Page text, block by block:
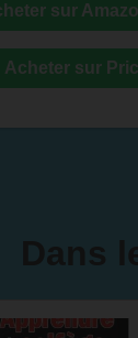
sur
Acheter sur